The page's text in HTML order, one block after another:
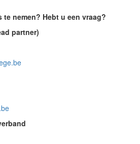
nemen? Hebt u een vraag?
partner)